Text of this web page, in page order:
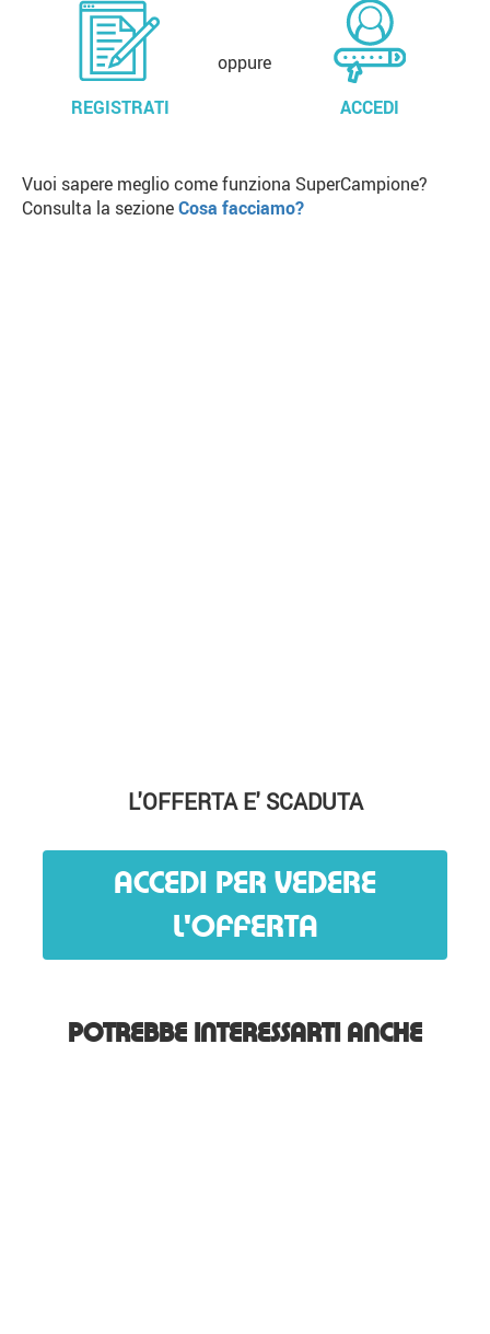
REGISTRATI
oppure
ACCEDI
Vuoi sapere meglio come funziona SuperCampione?
Consulta la sezioneCosa facciamo?
L'OFFERTA E' SCADUTA
ACCEDI PER VEDERE
L'OFFERTA
POTREBBE INTERESSARTI ANCHE